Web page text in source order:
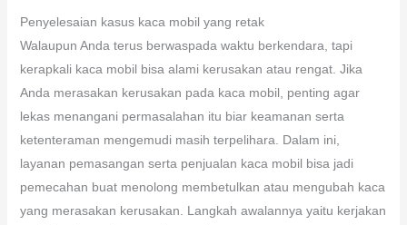
Penyelesaian kasus kaca mobil yang retak
Walaupun Anda terus berwaspada waktu berkendara, tapi
kerapkali kaca mobil bisa alami kerusakan atau rengat. Jika
Anda merasakan kerusakan pada kaca mobil, penting agar
lekas menangani permasalahan itu biar keamanan serta
ketenteraman mengemudi masih terpelihara. Dalam ini,
layanan pemasangan serta penjualan kaca mobil bisa jadi
pemecahan buat menolong membetulkan atau mengubah kaca
yang merasakan kerusakan. Langkah awalannya yaitu kerjakan